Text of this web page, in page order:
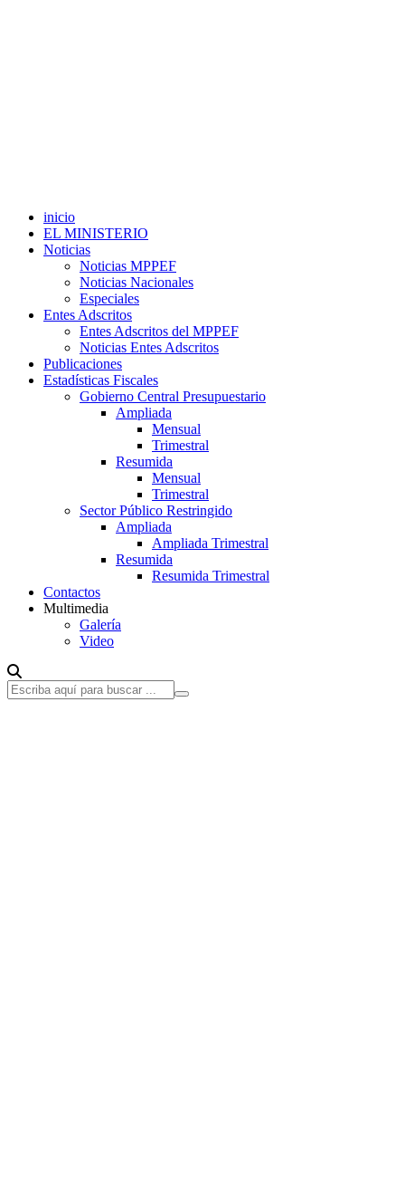
inicio
EL MINISTERIO
Noticias
Noticias MPPEF
Noticias Nacionales
Especiales
Entes Adscritos
Entes Adscritos del MPPEF
Noticias Entes Adscritos
Publicaciones
Estadísticas Fiscales
Gobierno Central Presupuestario
Ampliada
Mensual
Trimestral
Resumida
Mensual
Trimestral
Sector Público Restringido
Ampliada
Ampliada Trimestral
Resumida
Resumida Trimestral
Contactos
Multimedia
Galería
Video